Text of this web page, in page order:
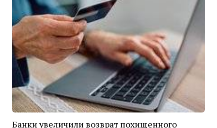
Банки увеличили возврат похищенного